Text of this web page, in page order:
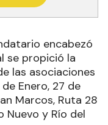
encabezó
se propició la
las asociaciones
Enero, 27 de
Marcos, Ruta 28
Nuevo y Río del